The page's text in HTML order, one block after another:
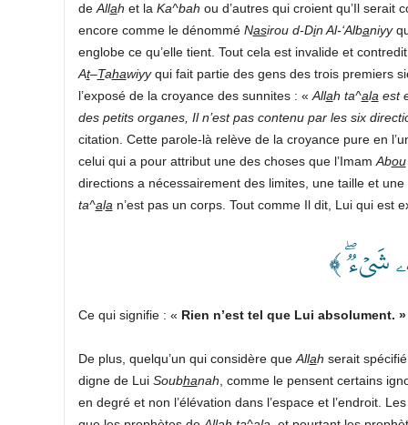
deAllah et la Ka^bah ou d’autres qui croient qu’Il serait
encore comme le dénommé Nasirou d-Din Al-‘Albaniyy
englobe ce qu’elle tient. Tout cela est invalide et
At–Tahawiyyqui fait partie des gens des trois premiers
l’exposé de la croyance des sunnites : «Allah ta^ala est
des petits organes, Il n’est pas contenu par les six
citation. Cette parole-là relève de la croyance pure en
celui qui a pour attribut une des choses que l’ImamAbou
directions a nécessairement des limites, une taille et
ta^alan’est pas un corps. Tout comme Il dit, Lui qui est
شَيۡءٞۖ ﴾
Ce qui signifie : « Rien n’est tel que Lui absolument. »
De plus, quelqu’un qui considère queAllah serait
digne de Lui Soubhanah, comme le pensent certains
en degré et non l’élévation dans l’espace et l’endroit.